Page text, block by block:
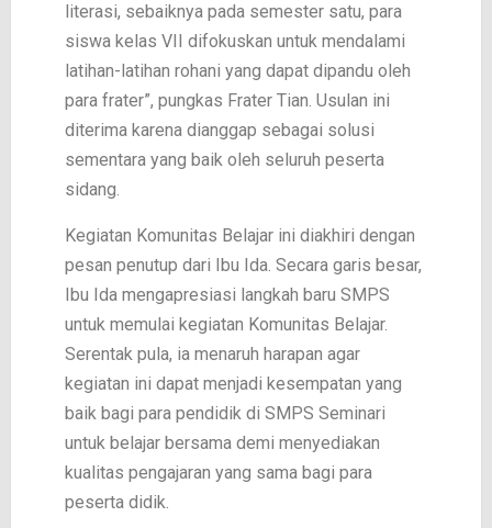
literasi, sebaiknya pada semester satu, para
siswa kelas VII difokuskan untuk mendalami
latihan-latihan rohani yang dapat dipandu oleh
para frater”, pungkas Frater Tian. Usulan ini
diterima karena dianggap sebagai solusi
sementara yang baik oleh seluruh peserta
sidang.
Kegiatan Komunitas Belajar ini diakhiri dengan
pesan penutup dari Ibu Ida. Secara garis besar,
Ibu Ida mengapresiasi langkah baru SMPS
untuk memulai kegiatan Komunitas Belajar.
Serentak pula, ia menaruh harapan agar
kegiatan ini dapat menjadi kesempatan yang
baik bagi para pendidik di SMPS Seminari
untuk belajar bersama demi menyediakan
kualitas pengajaran yang sama bagi para
peserta didik.